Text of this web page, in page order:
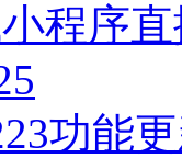
程序
功能